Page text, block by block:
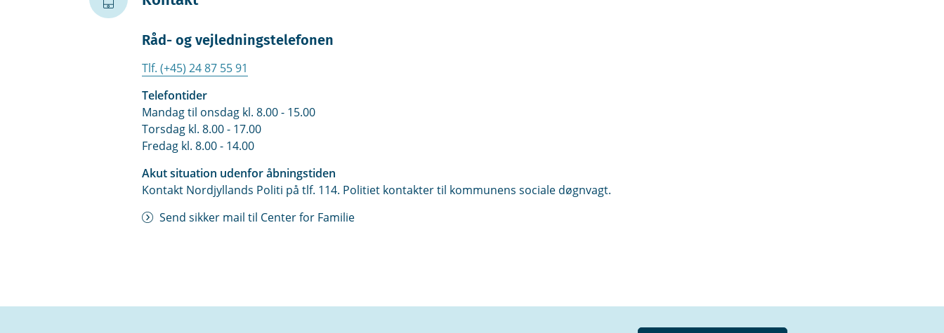
Råd- og vejledningstelefonen
Tlf. (+45) 24 87 55 91
Telefontider
Mandag til onsdag kl. 8.00 - 15.00
Torsdag kl. 8.00 - 17.00
Fredag kl. 8.00 - 14.00
Akut situation udenfor åbningstiden
Kontakt Nordjyllands Politi på tlf. 114. Politiet kontakter til kommunens sociale døgnvagt.
Send sikker mail til Center for Familie